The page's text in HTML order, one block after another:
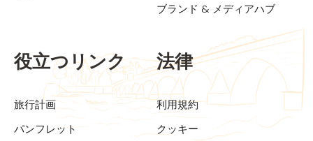
ブランド & メディアハブ
役立つリンク
旅行計画
パンフレット
法律
利用規約
クッキー